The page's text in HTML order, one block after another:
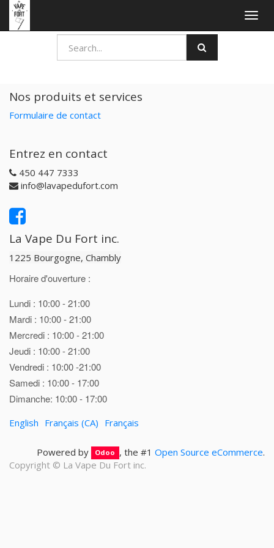
Nos produits et services
Formulaire de contact
Entrez en contact
450 447 7333
info@lavapedufort.com
La Vape Du Fort inc.
1225 Bourgogne, Chambly
Horaire d'ouverture :
Lundi : 10:00 - 21:00
Mardi : 10:00 - 21:00
Mercredi : 10:00 - 21:00
Jeudi : 10:00 - 21:00
Vendredi : 10:00 -21:00
Samedi : 10:00 - 17:00
Dimanche: 10:00 - 17:00
English Français (CA) Français
Powered by Odoo , the #1 Open Source eCommerce.
Copyright © La Vape Du Fort inc.